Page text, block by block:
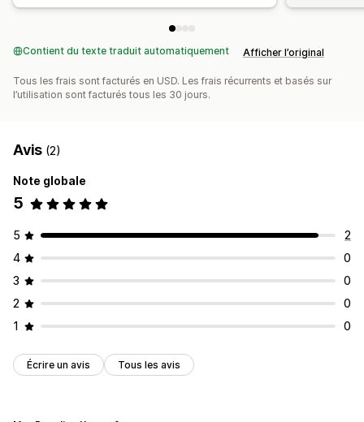
Contient du texte traduit automatiquement Afficher l’original
Tous les frais sont facturés en USD. Les frais récurrents et basés sur
l’utilisation sont facturés tous les 30 jours.
Avis (2)
Note globale
5
5
2
4
0
3
0
2
0
1
0
Écrire un avis Tous les avis